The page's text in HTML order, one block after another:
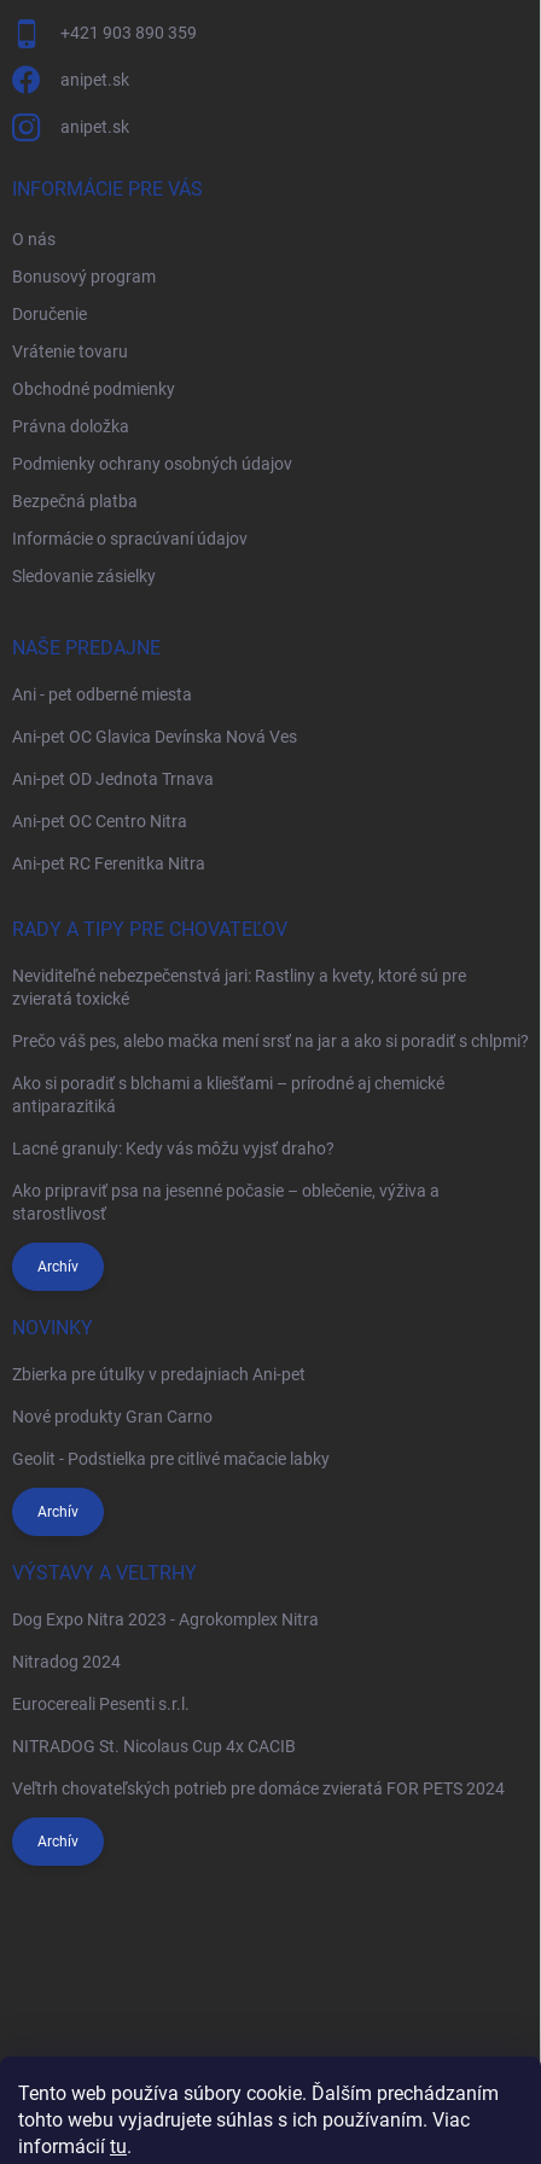
Tento web používa súbory cookie. Ďalším prechádzaním
tohto webu vyjadrujete súhlas s ich používaním. Viac
informácií tu.
+421 903 890 359
anipet.sk
anipet.sk
INFORMÁCIE PRE VÁS
O nás
Bonusový program
Doručenie
Vrátenie tovaru
Obchodné podmienky
Právna doložka
Podmienky ochrany osobných údajov
Bezpečná platba
Informácie o spracúvaní údajov
Sledovanie zásielky
NAŠE PREDAJNE
Ani - pet odberné miesta
Ani-pet OC Glavica Devínska Nová Ves
Ani-pet OD Jednota Trnava
Ani-pet OC Centro Nitra
Ani-pet RC Ferenitka Nitra
RADY A TIPY PRE CHOVATEĽOV
Neviditeľné nebezpečenstvá jari: Rastliny a kvety, ktoré sú pre
zvieratá toxické
Prečo váš pes, alebo mačka mení srsť na jar a ako si poradiť s chlpmi?
Ako si poradiť s blchami a kliešťami – prírodné aj chemické
antiparazitiká
Lacné granuly: Kedy vás môžu vyjsť draho?
Ako pripraviť psa na jesenné počasie – oblečenie, výživa a
starostlivosť
Archív
NOVINKY
Zbierka pre útulky v predajniach Ani-pet
Nové produkty Gran Carno
Geolit - Podstielka pre citlivé mačacie labky
Archív
VÝSTAVY A VELTRHY
Dog Expo Nitra 2023 - Agrokomplex Nitra
Nitradog 2024
Eurocereali Pesenti s.r.l.
NITRADOG St. Nicolaus Cup 4x CACIB
Veľtrh chovateľských potrieb pre domáce zvieratá FOR PETS 2024
Archív